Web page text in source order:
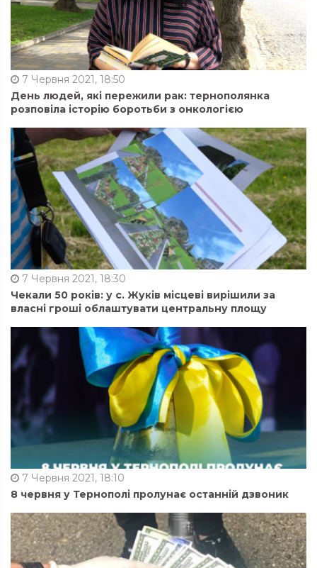
7 Червня 2021, 18:50
День людей, які пережили рак: тернополянка
розповіла історію боротьби з онкологією
7 Червня 2021, 18:30
Чекали 50 років: у с. Жуків місцеві вирішили за
власні гроші облаштувати центральну площу
7 Червня 2021, 18:10
8 червня у Тернополі пролунає останній дзвоник